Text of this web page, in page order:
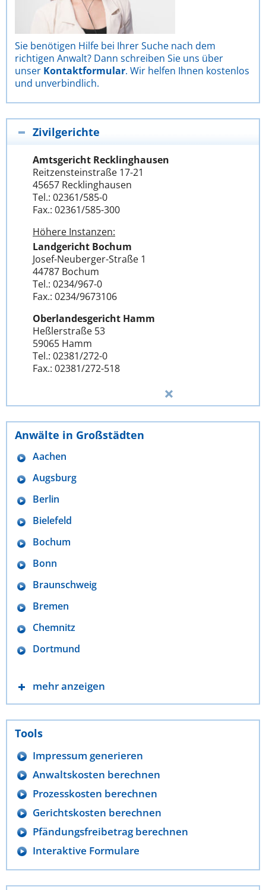
Sie benötigen Hilfe bei Ihrer Suche nach dem
richtigen Anwalt? Dann schreiben Sie uns über
unser Kontaktformular. Wir helfen Ihnen kostenlos
und unverbindlich.
Zivilgerichte
Amtsgericht Recklinghausen
Reitzensteinstraße 17-21
45657 Recklinghausen
Tel.: 02361/585-0
Fax.: 02361/585-300
Höhere Instanzen:
Landgericht Bochum
Josef-Neuberger-Straße 1
44787 Bochum
Tel.: 0234/967-0
Fax.: 0234/9673106
Oberlandesgericht Hamm
Heßlerstraße 53
59065 Hamm
Tel.: 02381/272-0
Fax.: 02381/272-518
Anwälte in Großstädten
Aachen
Augsburg
Berlin
Bielefeld
Bochum
Bonn
Braunschweig
Bremen
Chemnitz
Dortmund
mehr anzeigen
Tools
Impressum generieren
Anwaltskosten berechnen
Prozesskosten berechnen
Gerichtskosten berechnen
Pfändungsfreibetrag berechnen
Interaktive Formulare